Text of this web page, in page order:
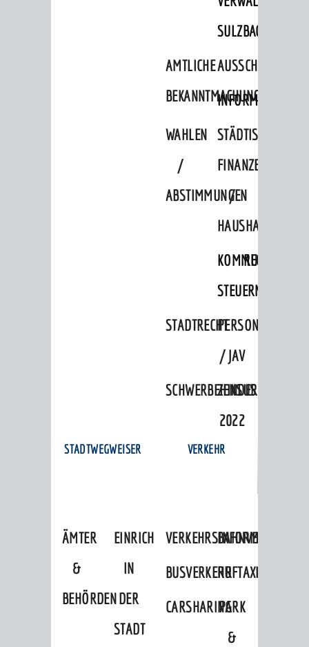
SULZBACH
AMTLICHE
BEKANNTMACHUNGEN
WAHLEN
/
ABSTIMMUNGEN
STÄDTISCHE
FINANZEN
/
HAUSHALT
KOMMUNALE
STEUERN
STADTRECHTPERSONALRAT
/ JAV
ZENSUS
2022
STADTWEGWEISER
ÄMTER
&
BEHÖRDEN
EINRICHTUNGEN
IN
DER
STADT
VERKEHR
VERKEHRSINFORMATIONEN
BAHNVERKEHR
BUSVERKEHRRUFTAXI
CARSHARINGPARK
&
© Stadt Weinheim 2026